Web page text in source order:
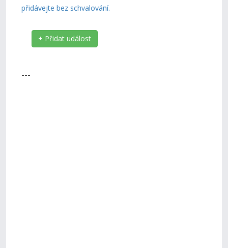
přidávejte bez schvalování.
+ Přidat událost
---